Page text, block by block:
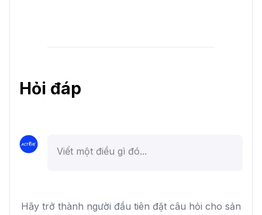
Hỏi đáp
Hãy trở thành người đầu tiên đặt câu hỏi cho sản